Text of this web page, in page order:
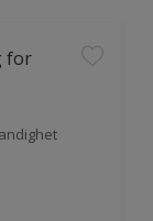
for